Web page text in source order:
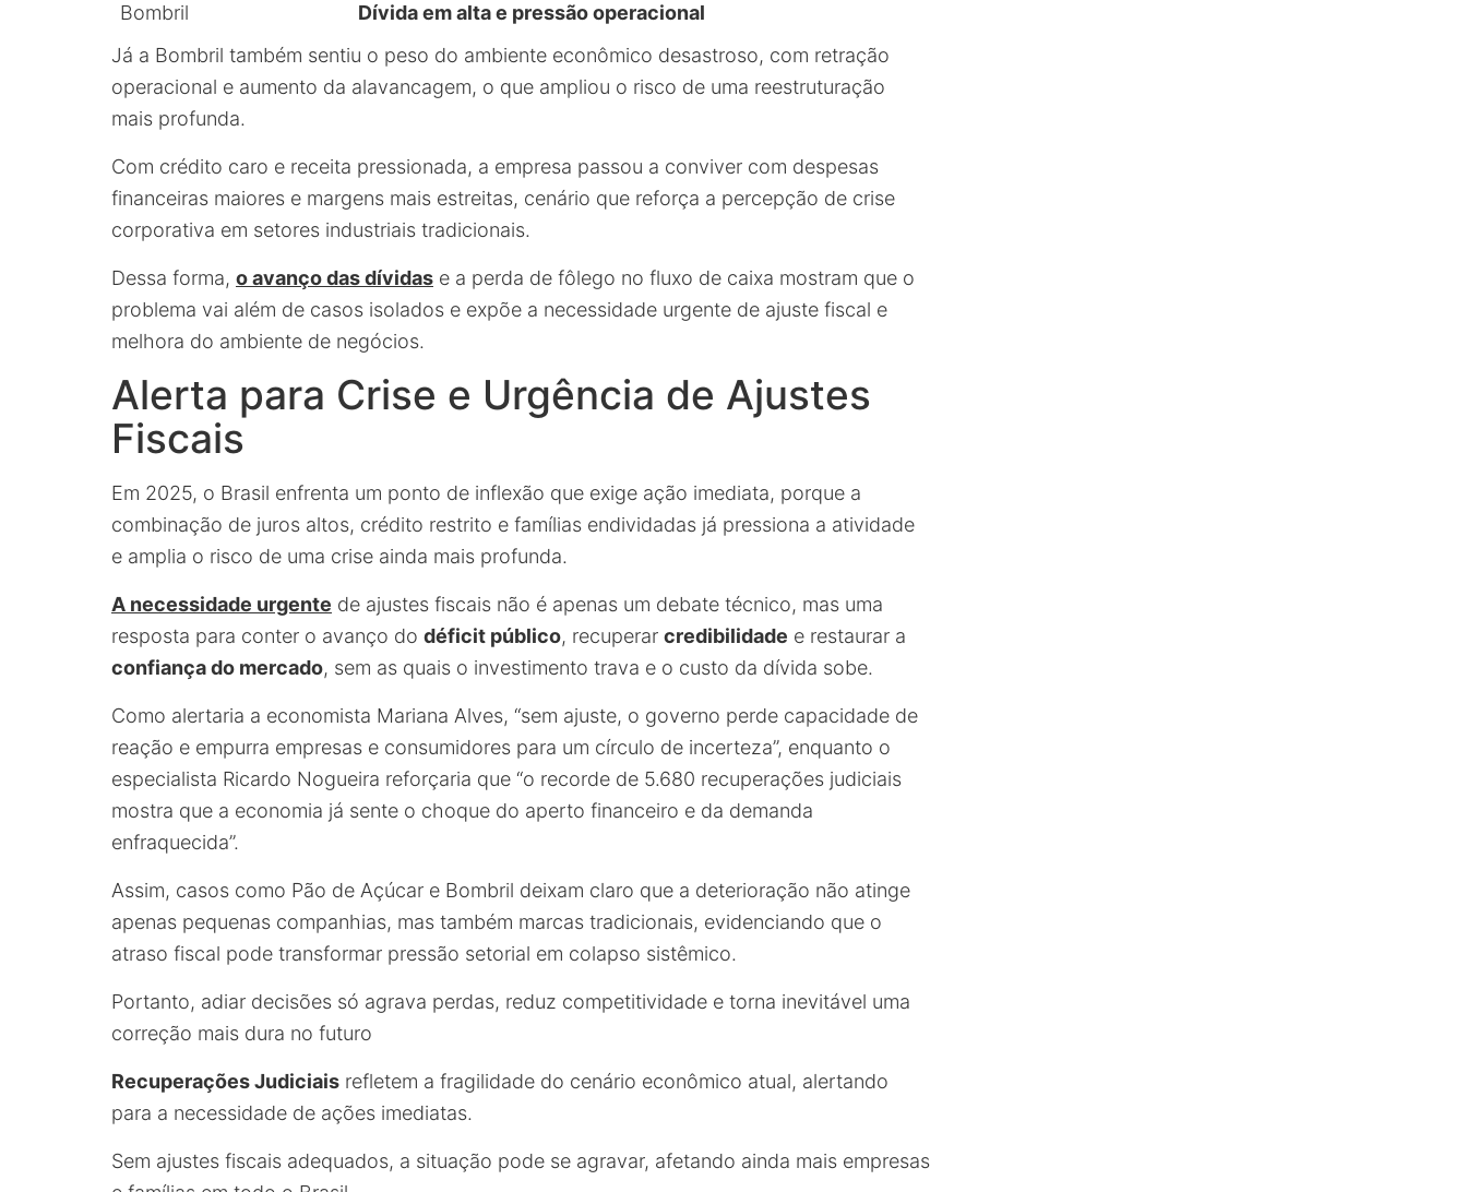
Bombril
Dívida em alta e pressão operacional
Já a Bombril também sentiu o peso do ambiente econômico desastroso, com retração
operacional e aumento da alavancagem, o que ampliou o risco de uma reestruturação
mais profunda.
Com crédito caro e receita pressionada, a empresa passou a conviver com despesas
financeiras maiores e margens mais estreitas, cenário que reforça a percepção de crise
corporativa em setores industriais tradicionais.
Dessa forma, o avanço das dívidas e a perda de fôlego no fluxo de caixa mostram que o
problema vai além de casos isolados e expõe a necessidade urgente de ajuste fiscal e
melhora do ambiente de negócios.
Alerta para Crise e Urgência de Ajustes
Fiscais
Em 2025, o Brasil enfrenta um ponto de inflexão que exige ação imediata, porque a
combinação de juros altos, crédito restrito e famílias endividadas já pressiona a atividade
e amplia o risco de uma crise ainda mais profunda.
A necessidade urgente de ajustes fiscais não é apenas um debate técnico, mas uma
resposta para conter o avanço do déficit público, recuperar credibilidade e restaurar a
confiança do mercado, sem as quais o investimento trava e o custo da dívida sobe.
Como alertaria a economista Mariana Alves, “sem ajuste, o governo perde capacidade de
reação e empurra empresas e consumidores para um círculo de incerteza”, enquanto o
especialista Ricardo Nogueira reforçaria que “o recorde de 5.680 recuperações judiciais
mostra que a economia já sente o choque do aperto financeiro e da demanda
enfraquecida”.
Assim, casos como Pão de Açúcar e Bombril deixam claro que a deterioração não atinge
apenas pequenas companhias, mas também marcas tradicionais, evidenciando que o
atraso fiscal pode transformar pressão setorial em colapso sistêmico.
Portanto, adiar decisões só agrava perdas, reduz competitividade e torna inevitável uma
correção mais dura no futuro
Recuperações Judiciais refletem a fragilidade do cenário econômico atual, alertando
para a necessidade de ações imediatas.
Sem ajustes fiscais adequados, a situação pode se agravar, afetando ainda mais empresas